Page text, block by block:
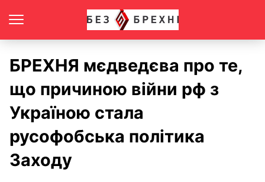
БРЕХНЯ мєдведєва про те,
що причиною війни рф з
Україною стала
русофобська політика
Заходу